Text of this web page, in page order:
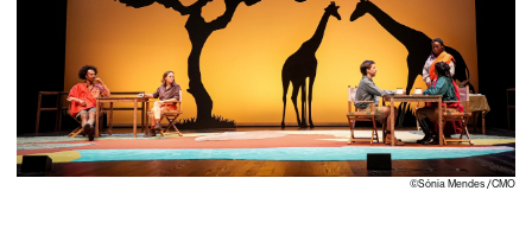
©Sónia Mendes /CMO